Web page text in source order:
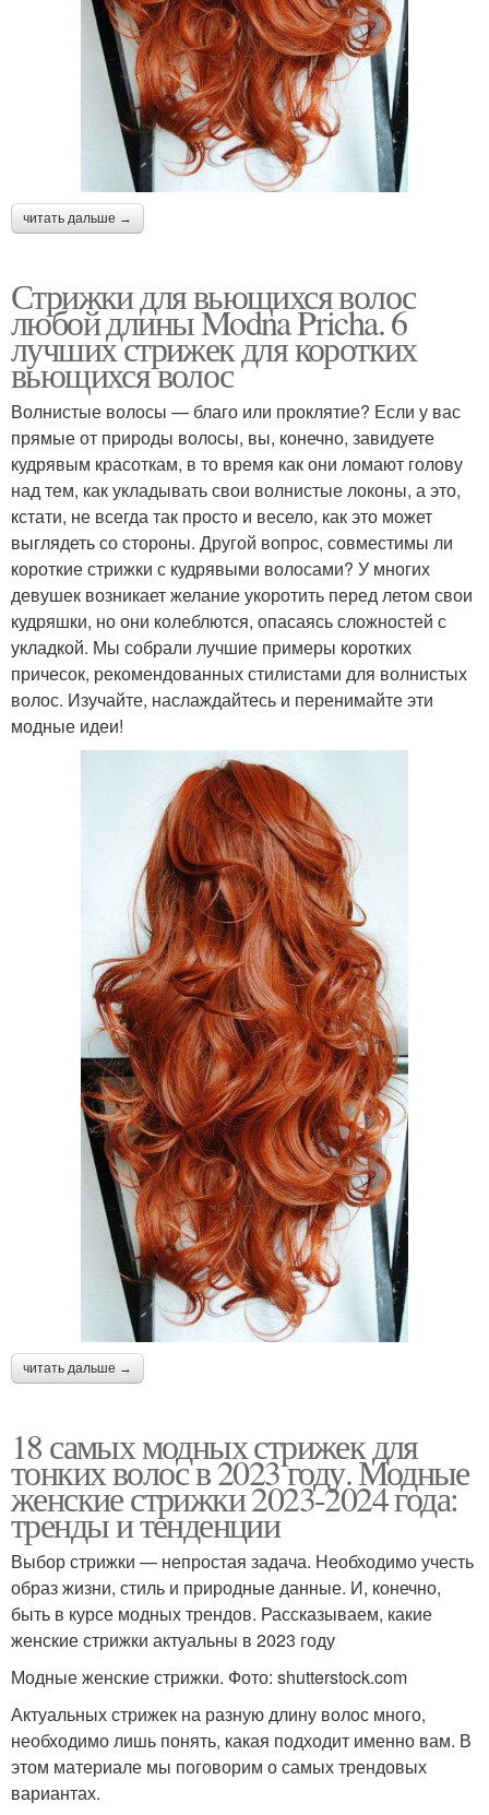
читать дальше →
Стрижки для вьющихся волос
любой длины Modna Pricha. 6
лучших стрижек для коротких
вьющихся волос
Волнистые волосы — благо или проклятие? Если у вас
прямые от природы волосы, вы, конечно, завидуете
кудрявым красоткам, в то время как они ломают голову
над тем, как укладывать свои волнистые локоны, а это,
кстати, не всегда так просто и весело, как это может
выглядеть со стороны. Другой вопрос, совместимы ли
короткие стрижки с кудрявыми волосами? У многих
девушек возникает желание укоротить перед летом свои
кудряшки, но они колеблются, опасаясь сложностей с
укладкой. Мы собрали лучшие примеры коротких
причесок, рекомендованных стилистами для волнистых
волос. Изучайте, наслаждайтесь и перенимайте эти
модные идеи!
читать дальше →
18 самых модных стрижек для
тонких волос в 2023 году. Модные
женские стрижки 2023-2024 года:
тренды и тенденции
Выбор стрижки — непростая задача. Необходимо учесть
образ жизни, стиль и природные данные. И, конечно,
быть в курсе модных трендов. Рассказываем, какие
женские стрижки актуальны в 2023 году
Модные женские стрижки. Фото: shutterstock.com
Актуальных стрижек на разную длину волос много,
необходимо лишь понять, какая подходит именно вам. В
этом материале мы поговорим о самых трендовых
вариантах.